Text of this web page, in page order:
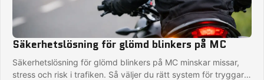
Säkerhetslösning för glömd blinkers på MC
Säkerhetslösning för glömd blinkers på MC minskar missar,
stress och risk i trafiken. Så väljer du rätt system för tryggare